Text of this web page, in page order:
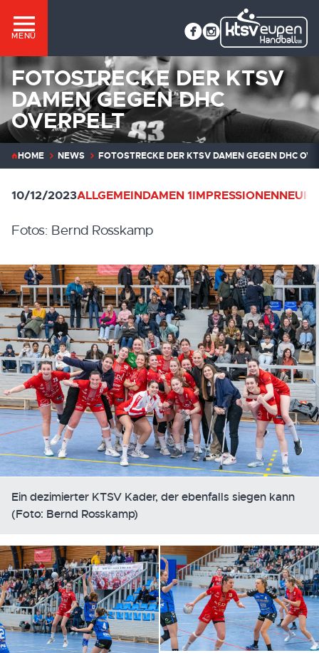
MENÜ
FOTOSTRECKE DER KTSV
DAMEN GEGEN DHC
OVERPELT
HOME NEWS FOTOSTRECKE DER KTSV DAMEN GEGEN DHC
10/12/2023ALLGEMEINDAMEN 1IMPRESSIONEN
Fotos: Bernd Rosskamp
Ein dezimierter KTSV Kader, der ebenfalls siegen kann
(Foto: Bernd Rosskamp)